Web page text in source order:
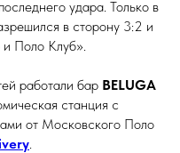
удара. Только в
в сторону 3:2 и
Поло Клуб».
работали бар BELUGA
станция с
от Московского Поло